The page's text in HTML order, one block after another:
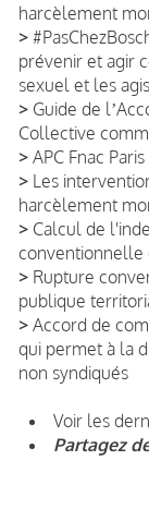
harcèlement
>
prévenir et agir
sexuel et les
> Guide de
Collective
> APC Fnac
> Les
harcèlement
> Calcul de
conventionnelle
> Rupture
publique
> Accord de
qui permet à la
non syndiqués
Voir les
Partagez